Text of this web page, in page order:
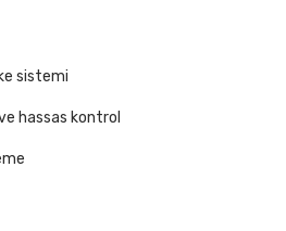
sistemi
hassas kontrol